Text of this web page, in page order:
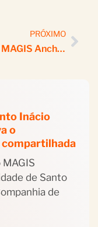
PRÓXIMO
Centro MAGIS Anchietanum Acolhe Participantes Do Curso Latino-Americano De Ecumenismo E Diálogo Inter-Religioso
Inácio
o
de Santo
de